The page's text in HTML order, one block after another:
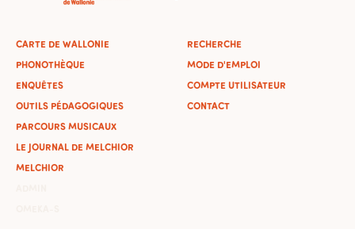
CARTE DE WALLONIE
PHONOTHÈQUE
ENQUÊTES
OUTILS PÉDAGOGIQUES
PARCOURS MUSICAUX
LE JOURNAL DE MELCHIOR
MELCHIOR
RECHERCHE
MODE D'EMPLOI
COMPTE UTILISATEUR
CONTACT